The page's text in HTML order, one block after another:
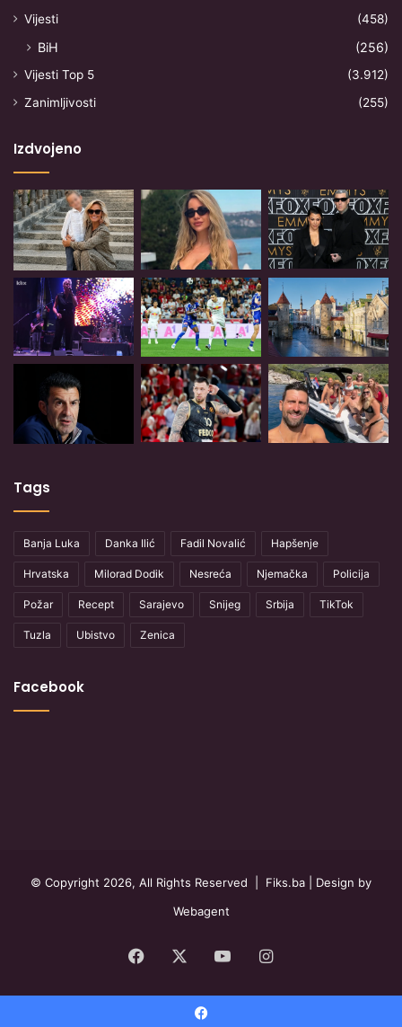
Vijesti
(458)
BiH (256)
Vijesti Top 5
(3.912)
Zanimljivosti
(255)
Izdvojeno
Tags
Banja Luka Danka Ilić Fadil Novalić Hapšenje
Hrvatska Milorad Dodik Nesreća Njemačka Policija
Požar Recept Sarajevo Snijeg Srbija TikTok
Tuzla Ubistvo Zenica
Facebook
© Copyright 2026, All Rights Reserved | Fiks.ba | Design by
Webagent
Facebook YouTubeInstagram